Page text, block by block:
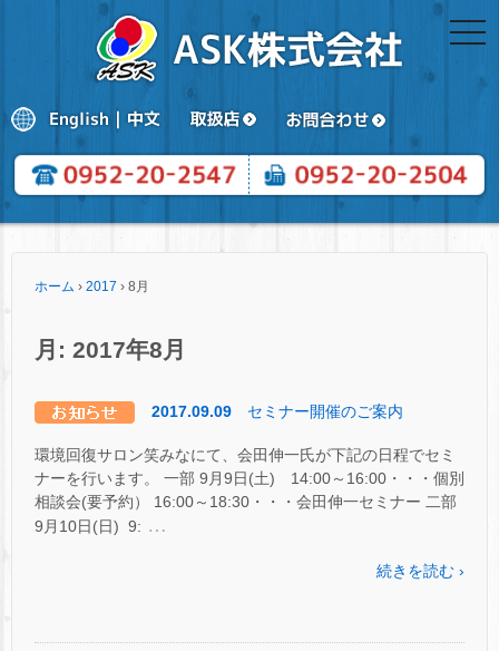
ホーム › 2017 › 8月
月: 2017年8月
2017.09.09 セミナー開催のご案内
環境回復サロン笑みなにて、会田伸一氏が下記の日程でセミ
ナーを行います。 一部 9月9日(土) 14:00～16:00・・・個別
相談会(要予約） 16:00～18:30・・・会田伸一セミナー 二部
9月10日(日) 9: …
続きを読む ›